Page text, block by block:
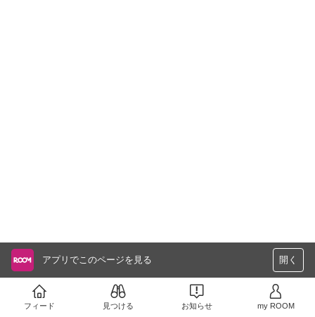
アプリでこのページを見る 開く
フィード 見つける お知らせ my ROOM